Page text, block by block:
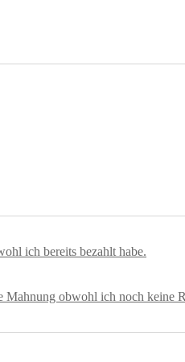
ich bereits bezahlt habe.
Mahnung obwohl ich noch keine